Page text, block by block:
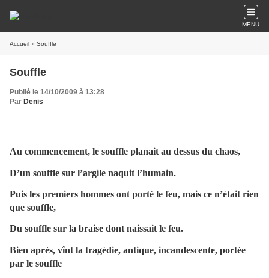
MENU
Accueil » Souffle
Souffle
Publié le 14/10/2009 à 13:28
Par Denis
Au commencement, le souffle planait au dessus du chaos,
D’un souffle sur l’argile naquit l’humain.
Puis les premiers hommes ont porté le feu, mais ce n’était rien
que souffle,
Du souffle sur la braise dont naissait le feu.
Bien après, vînt la tragédie, antique, incandescente, portée
par le souffle